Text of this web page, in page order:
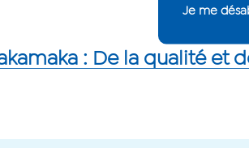
: De la qualité et